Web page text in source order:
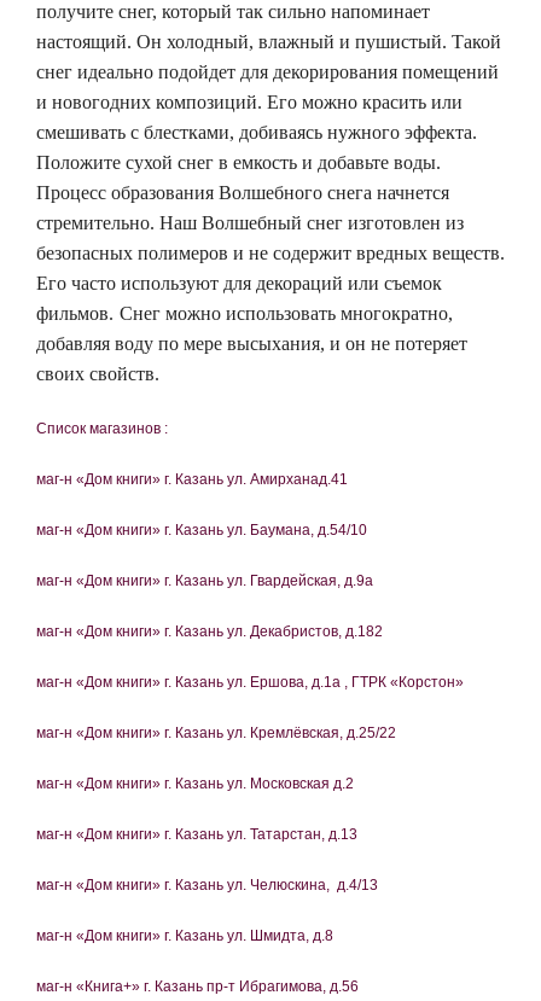
получите снег, который так сильно напоминает
настоящий. Он холодный, влажный и пушистый. Такой
снег идеально подойдет для декорирования помещений
и новогодних композиций. Его можно красить или
смешивать с блестками, добиваясь нужного эффекта.
Положите сухой снег в емкость и добавьте воды.
Процесс образования Волшебного снега начнется
стремительно. Наш Волшебный снег изготовлен из
безопасных полимеров и не содержит вредных веществ.
Его часто используют для декораций или съемок
фильмов. Снег можно использовать многократно,
добавляя воду по мере высыхания, и он не потеряет
своих свойств.
Список магазинов :
маг-н «Дом книги» г. Казань ул. Амирханад.41
маг-н «Дом книги» г. Казань ул. Баумана, д.54/10
маг-н «Дом книги» г. Казань ул. Гвардейская, д.9а
маг-н «Дом книги» г. Казань ул. Декабристов, д.182
маг-н «Дом книги» г. Казань ул. Ершова, д.1а , ГТРК «Корстон»
маг-н «Дом книги» г. Казань ул. Кремлёвская, д.25/22
маг-н «Дом книги» г. Казань ул. Московская д.2
маг-н «Дом книги» г. Казань ул. Татарстан, д.13
маг-н «Дом книги» г. Казань ул. Челюскина, д.4/13
маг-н «Дом книги» г. Казань ул. Шмидта, д.8
маг-н «Книга+» г. Казань пр-т Ибрагимова, д.56